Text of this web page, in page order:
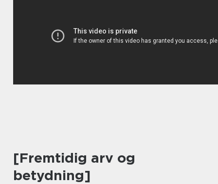
[Fremtidig arv og
betydning]